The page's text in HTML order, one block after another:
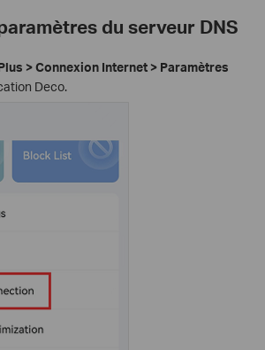
du serveur DNS
> Connexion Internet > Paramètres
Deco.